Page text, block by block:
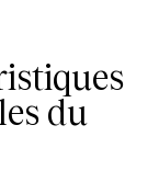
du